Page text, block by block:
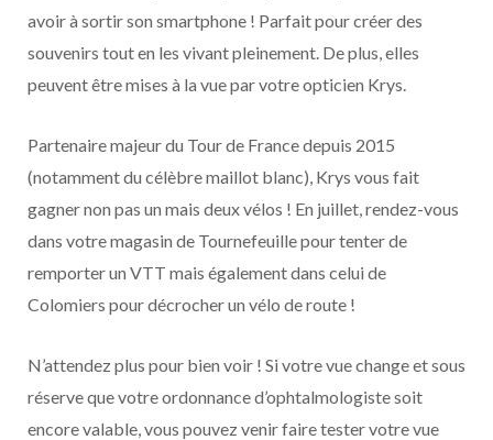
avoir à sortir son smartphone ! Parfait pour créer des
souvenirs tout en les vivant pleinement. De plus, elles
peuvent être mises à la vue par votre opticien Krys.
Partenaire majeur du Tour de France depuis 2015
(notamment du célèbre maillot blanc), Krys vous fait
gagner non pas un mais deux vélos ! En juillet, rendez-vous
dans votre magasin de Tournefeuille pour tenter de
remporter un VTT mais également dans celui de
Colomiers pour décrocher un vélo de route !
N’attendez plus pour bien voir ! Si votre vue change et sous
réserve que votre ordonnance d’ophtalmologiste soit
encore valable, vous pouvez venir faire tester votre vue